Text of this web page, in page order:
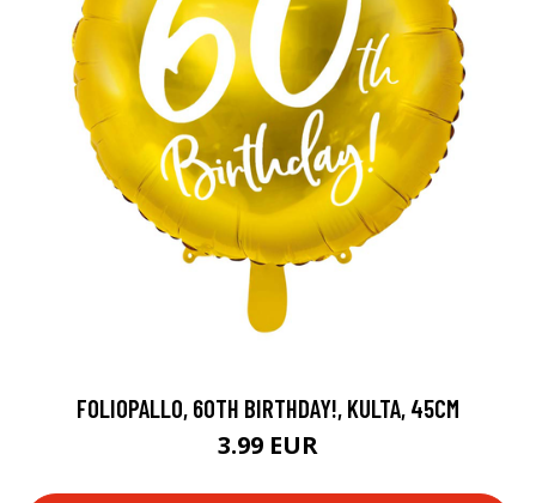
FOLIOPALLO, 60TH BIRTHDAY!, KULTA, 45CM
3.99 EUR